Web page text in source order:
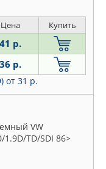
Цена Купить
41 р.
36 р.
от 31 р.
VW
1.9D/TD/SDI 86>